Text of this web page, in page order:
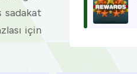
için